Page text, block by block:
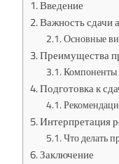
Введение
Важность сдачи
Основные
Преимущества
Компоненты
Подготовка к
Интерпретация
Что делать
Заключение